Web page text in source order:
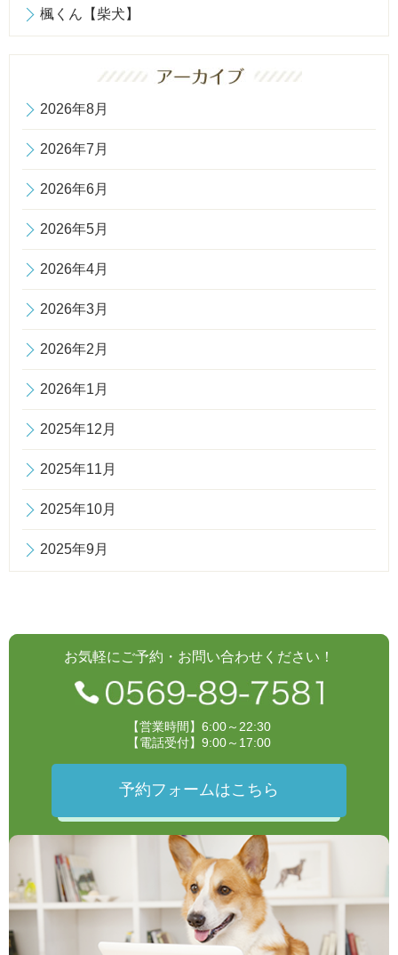
楓くん【柴犬】
2026年8月
2026年7月
2026年6月
2026年5月
2026年4月
2026年3月
2026年2月
2026年1月
2025年12月
2025年11月
2025年10月
2025年9月
お気軽にご予約・お問い合わせください！
【営業時間】6:00～22:30
【電話受付】9:00～17:00
予約フォームはこちら